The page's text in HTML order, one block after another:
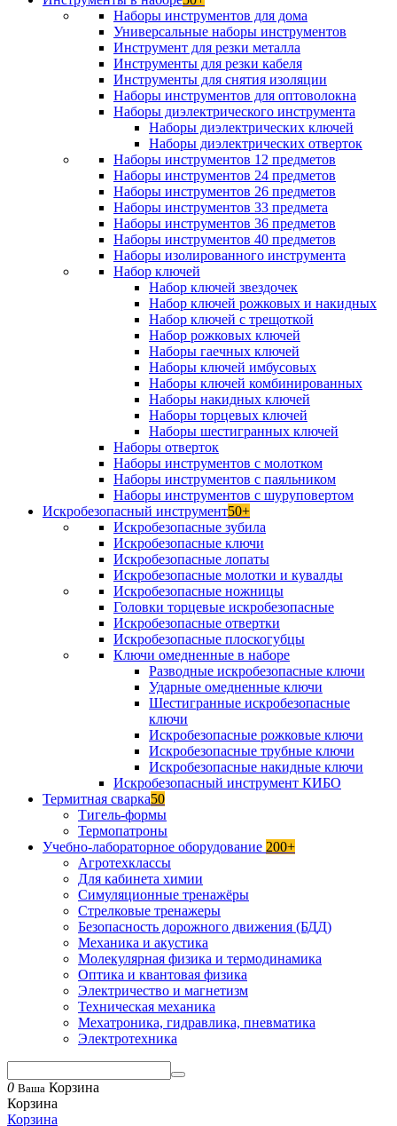
Наборы инструментов для дома
Универсальные наборы инструментов
Инструмент для резки металла
Инструменты для резки кабеля
Инструменты для снятия изоляции
Наборы инструментов для оптоволокна
Наборы диэлектрического инструмента
Наборы диэлектрических ключей
Наборы диэлектрических отверток
Наборы инструментов 12 предметов
Наборы инструментов 24 предметов
Наборы инструментов 26 предметов
Наборы инструментов 33 предмета
Наборы инструментов 36 предметов
Наборы инструментов 40 предметов
Наборы изолированного инструмента
Набор ключей
Набор ключей звездочек
Набор ключей рожковых и накидных
Набор ключей с трещоткой
Набор рожковых ключей
Наборы гаечных ключей
Наборы ключей имбусовых
Наборы ключей комбинированных
Наборы накидных ключей
Наборы торцевых ключей
Наборы шестигранных ключей
Наборы отверток
Наборы инструментов с молотком
Наборы инструментов с паяльником
Наборы инструментов с шуруповертом
Искробезопасный инструмент50+
Искробезопасные зубила
Искробезопасные ключи
Искробезопасные лопаты
Искробезопасные молотки и кувалды
Искробезопасные ножницы
Головки торцевые искробезопасные
Искробезопасные отвертки
Искробезопасные плоскогубцы
Ключи омедненные в наборе
Разводные искробезопасные ключи
Ударные омедненные ключи
Шестигранные искробезопасные
ключи
Искробезопасные рожковые ключи
Искробезопасные трубные ключи
Искробезопасные накидные ключи
Искробезопасный инструмент КИБО
Термитная сварка50
Тигель-формы
Термопатроны
Учебно-лабораторное оборудование 200+
Агротехклассы
Для кабинета химии
Симуляционные тренажёры
Стрелковые тренажеры
Безопасность дорожного движения (БДД)
Механика и акустика
Молекулярная физика и термодинамика
Оптика и квантовая физика
Электричество и магнетизм
Техническая механика
Мехатроника, гидравлика, пневматика
Электротехника
0 Ваша Корзина
Корзина
Корзина